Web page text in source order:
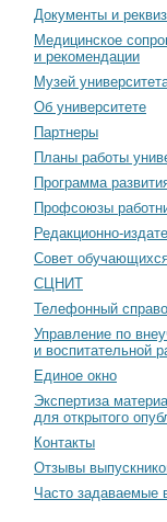
Документы и
Медицинское
и рекомендации
Музей
Об университете
Партнеры
Планы работы
Программа
Профсоюзы
Редакционно-
Cовет
СЦНИТ
Телефонный
Управление по
и воспитательной
Единое окно
Экспертиза
для открытого
Контакты
Отзывы
Часто задаваемые